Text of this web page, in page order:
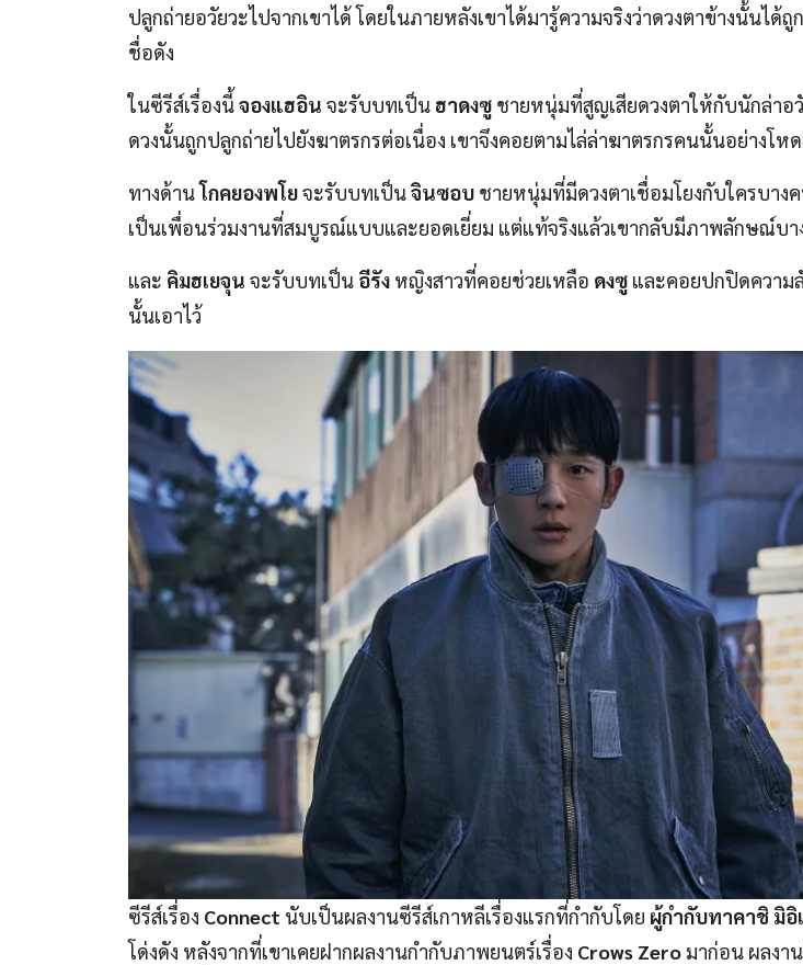
ปลูกถ่ายอวัยวะไปจากเขาได้ โดยในภายหลังเขาได้มารู้ความจริงว่าดวงตาข้างนั้นได้
ชื่อดัง
ในซีรีส์เรื่องนี้จองแฮอิน จะรับบทเป็น ฮาดงซู ชายหนุ่มที่สูญเสียดวงตาให้กับนักล่าอวั
ดวงนั้นถูกปลูกถ่ายไปยังฆาตรกรต่อเนื่อง เขาจึงคอยตามไล่ล่าฆาตรกรคนนั้นอย่างโห
ทางด้านโกคยองพโยจะรับบทเป็นจินซอบ ชายหนุ่มที่มีดวงตาเชื่อมโยงกับใครบาง
เป็นเพื่อนร่วมงานที่สมบูรณ์แบบและยอดเยี่ยม แต่แท้จริงแล้วเขากลับมีภาพลักษณ์บา
และ คิมฮเยจุน จะรับบทเป็น อีรัง หญิงสาวที่คอยช่วยเหลือ ดงซู และคอยปกปิดความ
นั้นเอาไว้
ซีรีส์เรื่อง Connect นับเป็นผลงานซีรีส์เกาหลีเรื่องแรกที่กำกับโดย ผู้กำกับทาคาชิ มิอิ
โด่งดัง หลังจากที่เขาเคยฝากผลงานกำกับภาพยนตร์เรื่อง Crows Zero มาก่อน ผลงา